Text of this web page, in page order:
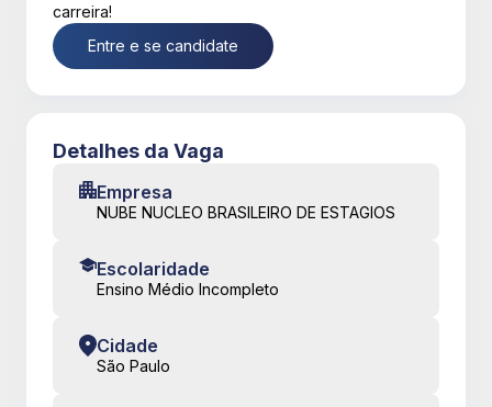
carreira!
Entre e se candidate
Detalhes da Vaga
Empresa
NUBE NUCLEO BRASILEIRO DE ESTAGIOS
Escolaridade
Ensino Médio Incompleto
Cidade
São Paulo